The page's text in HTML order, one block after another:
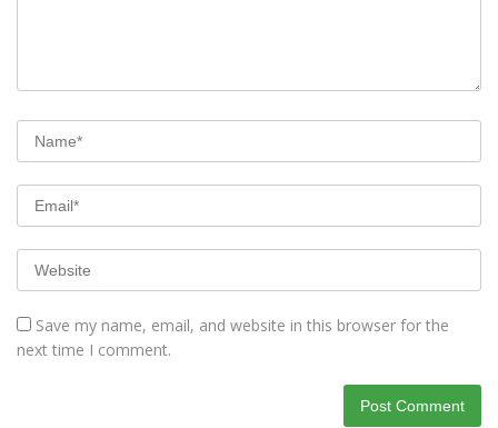
Save my name, email, and website in this browser for the
next time I comment.